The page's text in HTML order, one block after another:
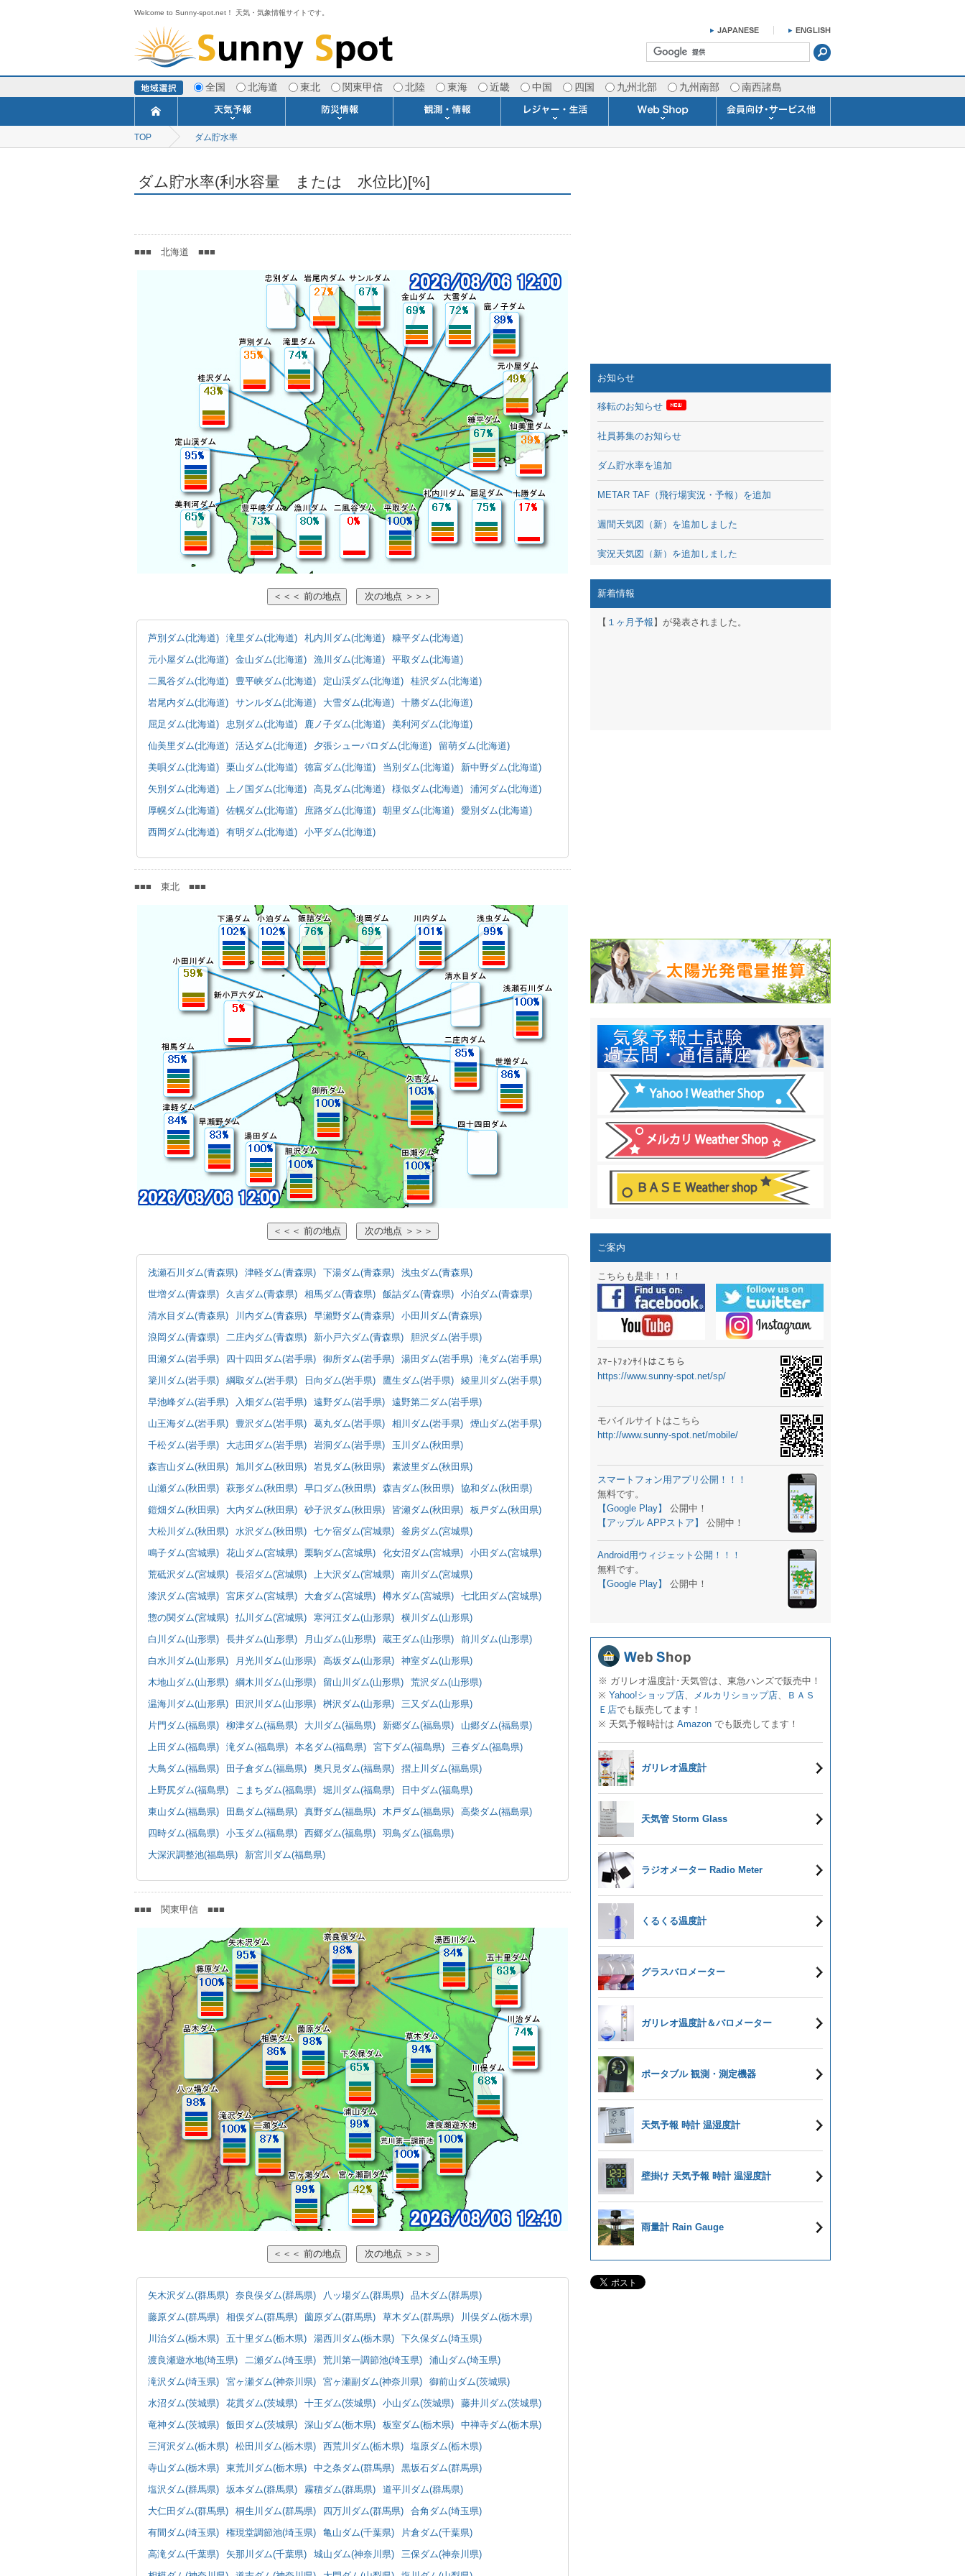
Welcome to Sunny-spot.net！ 天気・気象情報サイトです。
全国 北海道 東北 関東甲信 北陸 東海 近畿 中国 四国 九州北部 九州南部 南西諸島
TOPICS
分布予報
今日明日の天気
ポイント予報
週間天気予報
1ヶ月予報
3ヶ月予報
寒・暖候期予報
世界の天気
海上予報
TOP ダム貯水率
ダム貯水率(利水容量 または 水位比)[%]
■■■ 北海道 ■■■
芦別ダム(北海道) 滝里ダム(北海道) 札内川ダム(北海道)
糠平ダム(北海道)
元小屋ダム(北海道)
金山ダム(北海道) 漁川ダム(北海道)
平取ダム(北海道)
二風谷ダム(北海道)
豊平峡ダム(北海道) 定山渓ダム(北海道)
桂沢ダム(北海道)
岩尾内ダム(北海道)
サンルダム(北海道) 大雪ダム(北海道)
十勝ダム(北海道)
屈足ダム(北海道)
忠別ダム(北海道) 鹿ノ子ダム(北海道)
美利河ダム(北海道)
仙美里ダム(北海道)
活込ダム(北海道) 夕張シューパロダム(北海道)
留萌ダム(北海道)
美唄ダム(北海道)
栗山ダム(北海道) 徳富ダム(北海道) 当別ダム(北海道)
新中野ダム(北海道)
矢別ダム(北海道)
上ノ国ダム(北海道) 高見ダム(北海道) 様似ダム(北海道)
浦河ダム(北海道)
厚幌ダム(北海道)
佐幌ダム(北海道) 庶路ダム(北海道) 朝里ダム(北海道)
愛別ダム(北海道)
西岡ダム(北海道)
有明ダム(北海道) 小平ダム(北海道)
■■■ 東北 ■■■
浅瀬石川ダム(青森県) 津軽ダム(青森県) 下湯ダム(青森県)
浅虫ダム(青森県)
世増ダム(青森県)
久吉ダム(青森県) 相馬ダム(青森県) 飯詰ダム(青森県)
小泊ダム(青森県)
清水目ダム(青森県)
川内ダム(青森県) 早瀬野ダム(青森県)
小田川ダム(青森県)
浪岡ダム(青森県)
二庄内ダム(青森県) 新小戸六ダム(青森県)
胆沢ダム(岩手県)
田瀬ダム(岩手県)
四十四田ダム(岩手県) 御所ダム(岩手県) 湯田ダム(岩手県)
滝ダム(岩手県)
簗川ダム(岩手県)
綱取ダム(岩手県) 日向ダム(岩手県) 鷹生ダム(岩手県)
綾里川ダム(岩手県)
早池峰ダム(岩手県)
入畑ダム(岩手県) 遠野ダム(岩手県)
遠野第二ダム(岩手県)
山王海ダム(岩手県)
豊沢ダム(岩手県) 葛丸ダム(岩手県) 相川ダム(岩手県)
煙山ダム(岩手県)
千松ダム(岩手県)
大志田ダム(岩手県) 岩洞ダム(岩手県)
玉川ダム(秋田県)
森吉山ダム(秋田県)
旭川ダム(秋田県) 岩見ダム(秋田県)
素波里ダム(秋田県)
山瀬ダム(秋田県)
萩形ダム(秋田県) 早口ダム(秋田県) 森吉ダム(秋田県)
協和ダム(秋田県)
鎧畑ダム(秋田県)
大内ダム(秋田県) 砂子沢ダム(秋田県) 皆瀬ダム(秋田県)
板戸ダム(秋田県)
大松川ダム(秋田県)
水沢ダム(秋田県) 七ケ宿ダム(宮城県)
釜房ダム(宮城県)
鳴子ダム(宮城県)
花山ダム(宮城県) 栗駒ダム(宮城県) 化女沼ダム(宮城県)
小田ダム(宮城県)
荒砥沢ダム(宮城県)
長沼ダム(宮城県) 上大沢ダム(宮城県)
南川ダム(宮城県)
漆沢ダム(宮城県)
宮床ダム(宮城県) 大倉ダム(宮城県) 樽水ダム(宮城県)
七北田ダム(宮城県)
惣の関ダム(宮城県)
払川ダム(宮城県) 寒河江ダム(山形県)
横川ダム(山形県)
白川ダム(山形県)
長井ダム(山形県) 月山ダム(山形県) 蔵王ダム(山形県)
前川ダム(山形県)
白水川ダム(山形県)
月光川ダム(山形県) 高坂ダム(山形県)
神室ダム(山形県)
木地山ダム(山形県)
綱木川ダム(山形県) 留山川ダム(山形県)
荒沢ダム(山形県)
温海川ダム(山形県)
田沢川ダム(山形県) 桝沢ダム(山形県)
三又ダム(山形県)
片門ダム(福島県)
柳津ダム(福島県) 大川ダム(福島県) 新郷ダム(福島県)
山郷ダム(福島県)
上田ダム(福島県)
滝ダム(福島県) 本名ダム(福島県) 宮下ダム(福島県)
三春ダム(福島県)
大鳥ダム(福島県)
田子倉ダム(福島県) 奥只見ダム(福島県)
摺上川ダム(福島県)
上野尻ダム(福島県)
こまちダム(福島県) 堀川ダム(福島県)
日中ダム(福島県)
東山ダム(福島県)
田島ダム(福島県) 真野ダム(福島県) 木戸ダム(福島県)
高柴ダム(福島県)
四時ダム(福島県)
小玉ダム(福島県) 西郷ダム(福島県)
羽鳥ダム(福島県)
大深沢調整池(福島県)
新宮川ダム(福島県)
■■■ 関東甲信 ■■■
矢木沢ダム(群馬県) 奈良俣ダム(群馬県) 八ッ場ダム(群馬県)
品木ダム(群馬県)
藤原ダム(群馬県)
相俣ダム(群馬県) 薗原ダム(群馬県) 草木ダム(群馬県)
川俣ダム(栃木県)
川治ダム(栃木県)
五十里ダム(栃木県) 湯西川ダム(栃木県)
下久保ダム(埼玉県)
渡良瀬遊水地(埼玉県)
二瀬ダム(埼玉県) 荒川第一調節池(埼玉県)
浦山ダム(埼玉県)
滝沢ダム(埼玉県)
宮ヶ瀬ダム(神奈川県) 宮ヶ瀬副ダム(神奈川県)
御前山ダム(茨城県)
水沼ダム(茨城県)
花貫ダム(茨城県) 十王ダム(茨城県) 小山ダム(茨城県)
藤井川ダム(茨城県)
竜神ダム(茨城県)
飯田ダム(茨城県) 深山ダム(栃木県) 板室ダム(栃木県)
中禅寺ダム(栃木県)
三河沢ダム(栃木県)
松田川ダム(栃木県) 西荒川ダム(栃木県)
塩原ダム(栃木県)
寺山ダム(栃木県)
東荒川ダム(栃木県) 中之条ダム(群馬県)
黒坂石ダム(群馬県)
塩沢ダム(群馬県)
坂本ダム(群馬県) 霧積ダム(群馬県)
道平川ダム(群馬県)
大仁田ダム(群馬県)
桐生川ダム(群馬県) 四万川ダム(群馬県)
合角ダム(埼玉県)
有間ダム(埼玉県)
権現堂調節池(埼玉県) 亀山ダム(千葉県)
片倉ダム(千葉県)
高滝ダム(千葉県)
矢那川ダム(千葉県) 城山ダム(神奈川県)
三保ダム(神奈川県)
お知らせ
移転のお知らせ
社員募集のお知らせ
ダム貯水率を追加
METAR TAF（飛行場実況・予報）を追加
週間天気図（新）を追加しました
実況天気図（新）を追加しました
ｽﾏｰﾄﾌｫﾝ用のサイト作成！
結露 10日間予報オプション追加！
ガリレオ温度計&天気管新色登場！
HPリニューアル第２弾：本サイト Update!
HPリニューアル第１弾：英語ページOPEN
週間天気図&週間波浪図を10日に延長しました
太陽光発電量の推算はじめました
気象情報通知サービス「お天気見張り番」開始
週間波浪図追加しました。
予報士通信講座に解析ツール追加！！
専門天気図アーカイブ開始！！
スマートフォン アプリ バージョンアップ
ラジオメーターニュータイプ新登場！
スマートフォン ウィジェット公開
気象予報士スクールの御案内
弊社事務所を移転しました。
生物平年値 更新
予報士学習サイト OPEN！
専門天気図 追加
ラジオメーター輸入販売開始！
スマートフォン アプリ バージョンアップ
お天気パーツ 追加
新着情報
【 １ヶ月予報 】が発表されました。
ご案内
こちらも是非！！！
ｽﾏｰﾄﾌｫﾝｻｲﾄはこちら
https://www.sunny-spot.net/sp/
モバイルサイトはこちら
http://www.sunny-spot.net/mobile/
スマートフォン用アプリ公開！！！
無料です。
【Google Play】
公開中！
【アップル APPストア】
公開中！
Android用ウィジェット公開！！！
無料です。
【Google Play】
公開中！
※ ガリレオ温度計･天気管は、東急ハンズで販売中！
※ Yahoo!ショップ店、 メルカリショップ店、
ＢＡＳ
Ｅ店でも販売してます！
※ 天気予報時計は Amazon でも販売してます！
ガリレオ温度計
天気管 Storm Glass
ラジオメーター Radio Meter
くるくる温度計
グラスバロメーター
ガリレオ温度計＆バロメーター
ポータブル 観測・測定機器
天気予報 時計 温湿度計
壁掛け 天気予報 時計 温湿度計
雨量計 Rain Gauge